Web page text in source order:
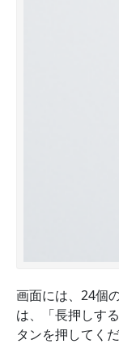
画面には、 24個
は、「長押しす
タンを押してく